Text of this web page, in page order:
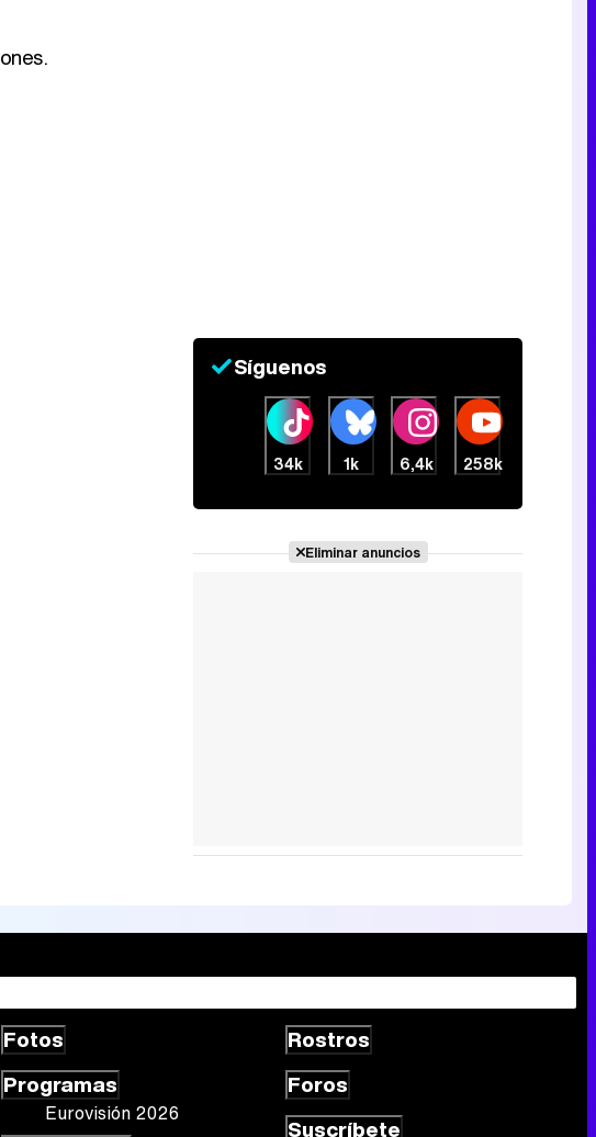
Síguenos
34k 1k 6,4k 258k
Eliminar anuncios
Fotos
Programas
Eurovisión 2026
Rostros
Foros
Suscríbete